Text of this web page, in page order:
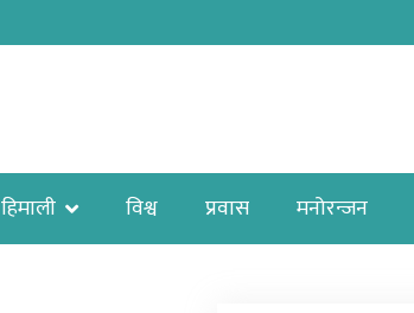
हिमाली विश्व प्रवास मनोरन्जन